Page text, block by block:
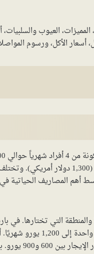
تعرف على تكلفة المعيشة في فرنسا لعام 2024،
أسعار الأكل، ورسوم
المعيشة للفرد (شاب أعزب) حوالي
أهم المصاريف الحياتية
التي تختارها. في
إيجارات الشقق الصغيرة
تجد شققاً